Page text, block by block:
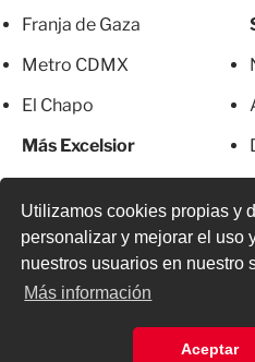
Utilizamos cookies propias y
personalizar y mejorar el uso
nuestros usuarios en nuestro
Más información
Aceptar
Franja de Gaza
Metro CDMX
El Chapo
Más Excelsior
© 2026 Todos los derechos
o parcial, incluyendo